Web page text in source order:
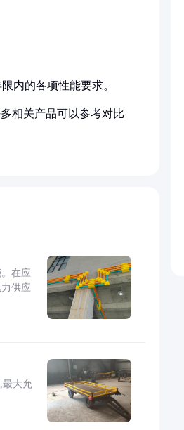
内的各项性能要求。
相关产品可以参考对比
在应
供应
最大允